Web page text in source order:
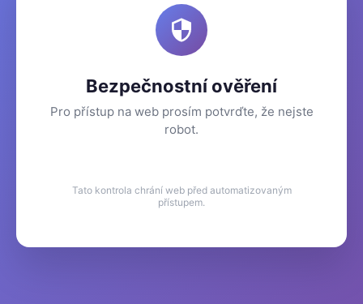
Bezpečnostní ověření
Pro přístup na web prosím potvrďte, že nejste
robot.
Tato kontrola chrání web před automatizovaným
přístupem.